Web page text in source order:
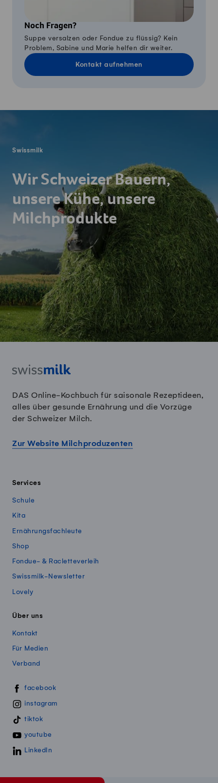
Noch Fragen?
Suppe versalzen oder Fondue zu flüssig? Kein
Problem, Sabine und Marie helfen dir weiter.
Kontakt aufnehmen
Swissmilk
Wir Schweizer Bauern,
unsere Kühe, unsere
Milchprodukte
DAS Online-Kochbuch für saisonale Rezeptideen,
alles über gesunde Ernährung und die Vorzüge
der Schweizer Milch.
Zur Website Milchproduzenten
Services
Schule
Kita
Ernährungsfachleute
Shop
Fondue- & Racletteverleih
Swissmilk-Newsletter
Lovely
Über uns
Kontakt
Für Medien
Verband
Swissmillk auf Social Media
facebook
instagram
tiktok
youtube
LinkedIn